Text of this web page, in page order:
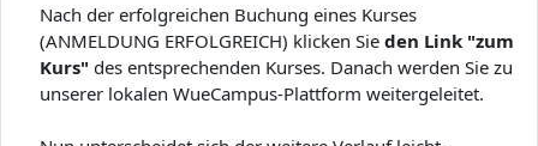
Nach der erfolgreichen Buchung eines Kurses
(ANMELDUNG ERFOLGREICH) klicken Sie den Link "zum
Kurs" des entsprechenden Kurses. Danach werden Sie zu
unserer lokalen WueCampus-Plattform weitergeleitet.